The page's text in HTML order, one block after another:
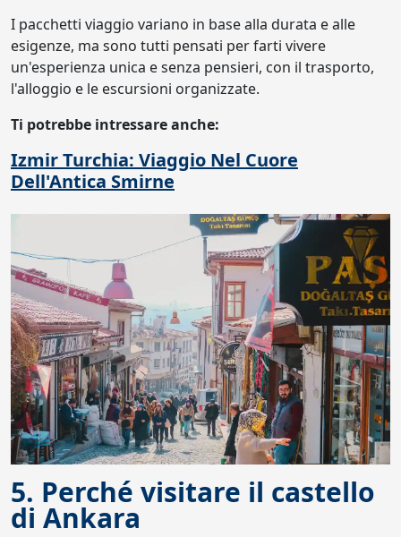
I pacchetti viaggio variano in base alla durata e alle
esigenze, ma sono tutti pensati per farti vivere
un'esperienza unica e senza pensieri, con il trasporto,
l'alloggio e le escursioni organizzate.
Ti potrebbe intressare anche:
Izmir Turchia: Viaggio Nel Cuore
Dell'Antica Smirne
5. Perché visitare il castello
di Ankara